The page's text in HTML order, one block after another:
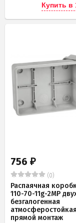
Купить в
756 ₽
(0)
Распаячная
110-70-11g-2MP
безгалогенная
прямой монтаж